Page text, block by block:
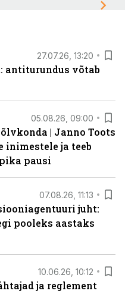
27.07.26, 13:20
antiturundus võtab
05.08.26, 09:00
| Janno Toots
inimestele ja teeb
pausi
07.08.26, 11:13
juht:
pooleks aastaks
10.06.26, 10:12
ja reglement